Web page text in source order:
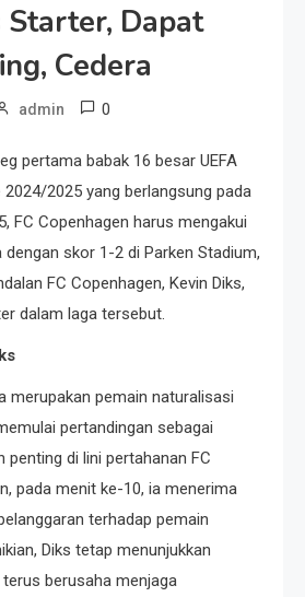
Starter, Dapat
Cedera
admin 0
pertama babak 16 besar UEFA
2025 yang berlangsung pada
FC Copenhagen harus mengakui
dengan skor 1-2 di Parken Stadium,
FC Copenhagen, Kevin Diks,
dalam laga tersebut.​
merupakan pemain naturalisasi
pertandingan sebagai
penting di lini pertahanan FC
pada menit ke-10, ia menerima
terhadap pemain
Diks tetap menunjukkan
berusaha menjaga